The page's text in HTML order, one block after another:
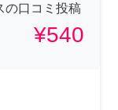
の口コミ投稿
¥540